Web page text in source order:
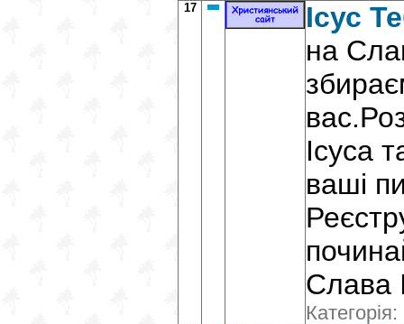
17
Ісус
на
Ісуса
ваші
Слава
Категорія: